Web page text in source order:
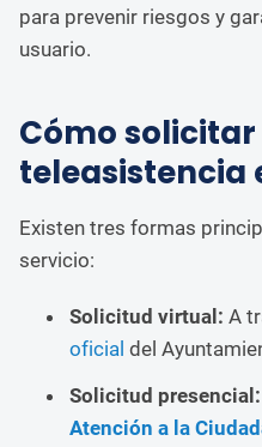
para prevenir riesgos y
usuario.
Cómo
teleasistencia
Existen tres formas
servicio:
Solicitud virtual: A
oficial del
Solicitud presencial:
Atención a la